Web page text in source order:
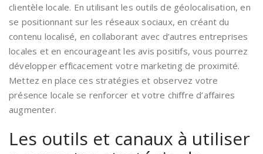
clientèle locale. En utilisant les outils de géolocalisation, en
se positionnant sur les réseaux sociaux, en créant du
contenu localisé, en collaborant avec d’autres entreprises
locales et en encourageant les avis positifs, vous pourrez
développer efficacement votre marketing de proximité.
Mettez en place ces stratégies et observez votre
présence locale se renforcer et votre chiffre d’affaires
augmenter.
Les outils et canaux à utiliser